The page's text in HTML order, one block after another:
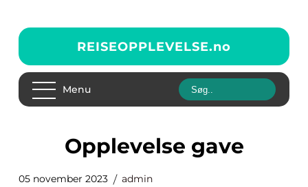
REISEOPPLEVELSE.no
Menu
opplevelse gave
05 november 2023 admin